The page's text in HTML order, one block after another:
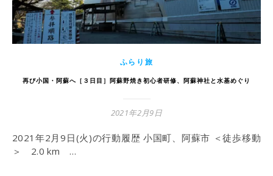
ふらり旅
再び小国・阿蘇へ［３日目］阿蘇野焼き初心者研修、阿蘇神社と水基めぐり
2021年2月9日
2021年2月9日(火)の行動履歴 小国町、阿蘇市 ＜徒歩移動
＞ 2.0 km …